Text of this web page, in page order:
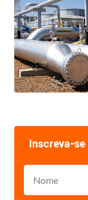
Inscreva-se